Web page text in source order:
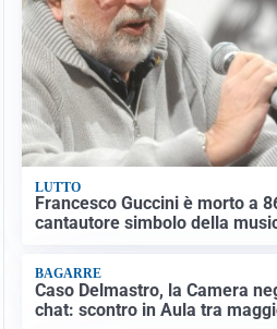
LUTTO
Francesco Guccini è morto a
cantautore simbolo della
BAGARRE
Caso Delmastro, la Camera
chat: scontro in Aula tra